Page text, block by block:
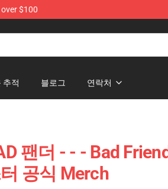
$100
추적 블로그 연락처
팬더 - - - Bad
공식 Merch